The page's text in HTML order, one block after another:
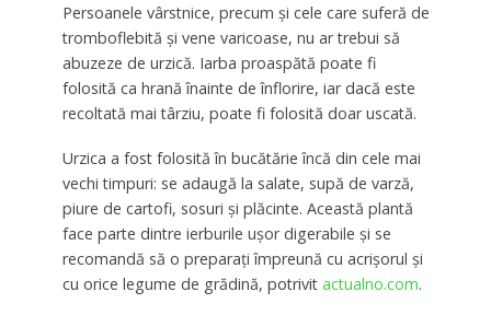
Persoanele vârstnice, precum și cele care suferă de
tromboflebită și vene varicoase, nu ar trebui să
abuzeze de urzică. Iarba proaspătă poate fi
folosită ca hrană înainte de înflorire, iar dacă este
recoltată mai târziu, poate fi folosită doar uscată.
Urzica a fost folosită în bucătărie încă din cele mai
vechi timpuri: se adaugă la salate, supă de varză,
piure de cartofi, sosuri și plăcinte. Această plantă
face parte dintre ierburile ușor digerabile și se
recomandă să o preparați împreună cu acrișorul și
cu orice legume de grădină, potrivit actualno.com.